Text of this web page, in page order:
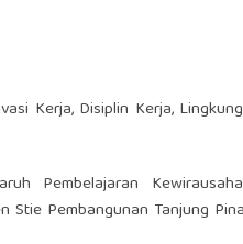
Kerja, Disiplin Kerja,
Pembelajaran
Pembangunan Tanjung